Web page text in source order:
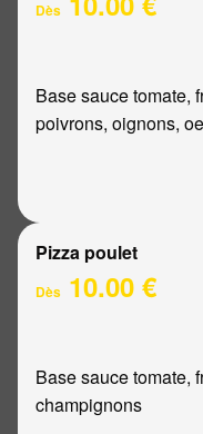
Dès
Base sauce tomate,
poivrons, oignons,
Pizza poulet
Dès 10.00 €
Base sauce tomate,
champignons